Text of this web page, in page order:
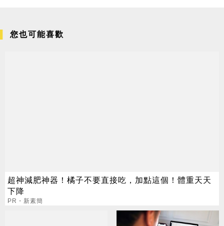
您也可能喜歡
超神減肥神器！橘子不要直接吃，加點這個！體重天天
下降
PR・新素簡